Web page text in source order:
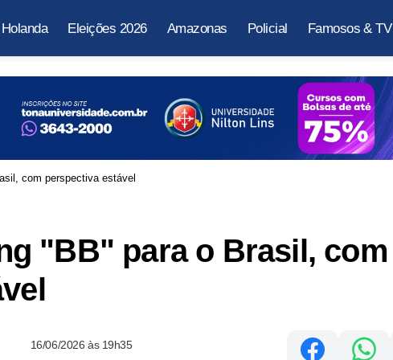
Eleições 2026 Amazonas Policial Famosos & TV
com perspectiva estável
"BB" para o Brasil, com
16/06/2026 às 19h35